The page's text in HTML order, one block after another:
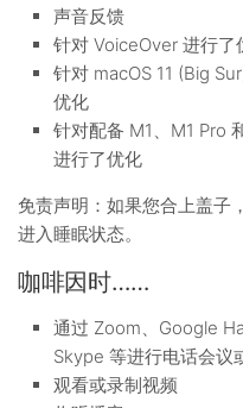
声音反馈
针对 VoiceOver 进行了
针对 macOS 11 (Big
优化
针对配备 M1、M1 Pro
进行了优化
免责声明：如果您合上盖子
进入睡眠状态。
咖啡因时……
通过 Zoom、Google
Skype 等进行电话会议
观看或录制视频